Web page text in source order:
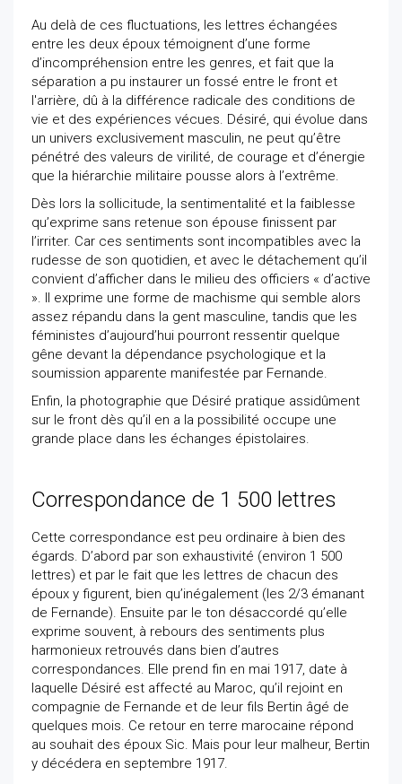
Au delà de ces fluctuations, les lettres échangées
entre les deux époux témoignent d’une forme
d’incompréhension entre les genres, et fait que la
séparation a pu instaurer un fossé entre le front et
l'arrière, dû à la différence radicale des conditions de
vie et des expériences vécues. Désiré, qui évolue dans
un univers exclusivement masculin, ne peut qu’être
pénétré des valeurs de virilité, de courage et d’énergie
que la hiérarchie militaire pousse alors à l’extrême.
Dès lors la sollicitude, la sentimentalité et la faiblesse
qu’exprime sans retenue son épouse finissent par
l’irriter. Car ces sentiments sont incompatibles avec la
rudesse de son quotidien, et avec le détachement qu’il
convient d’afficher dans le milieu des officiers « d’active
». Il exprime une forme de machisme qui semble alors
assez répandu dans la gent masculine, tandis que les
féministes d’aujourd’hui pourront ressentir quelque
gêne devant la dépendance psychologique et la
soumission apparente manifestée par Fernande.
Enfin, la photographie que Désiré pratique assidûment
sur le front dès qu’il en a la possibilité occupe une
grande place dans les échanges épistolaires.
Correspondance de 1 500 lettres
Cette correspondance est peu ordinaire à bien des
égards. D’abord par son exhaustivité (environ 1 500
lettres) et par le fait que les lettres de chacun des
époux y figurent, bien qu’inégalement (les 2/3 émanant
de Fernande). Ensuite par le ton désaccordé qu’elle
exprime souvent, à rebours des sentiments plus
harmonieux retrouvés dans bien d’autres
correspondances. Elle prend fin en mai 1917, date à
laquelle Désiré est affecté au Maroc, qu’il rejoint en
compagnie de Fernande et de leur fils Bertin âgé de
quelques mois. Ce retour en terre marocaine répond
au souhait des époux Sic. Mais pour leur malheur, Bertin
y décédera en septembre 1917.